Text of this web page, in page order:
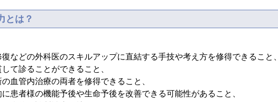
とは？
などの外科医のスキルアップに直結する手技や考え方を修得できること、
て診ることができること、
血管内治療の両者を修得できること、
患者様の機能予後や生命予後を改善できる可能性があること、